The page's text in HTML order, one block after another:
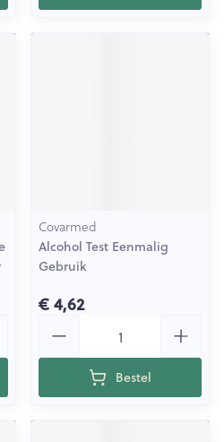
Covarmed
Alcohol Test Eenmalig
Gebruik
€ 4,62
Bestel